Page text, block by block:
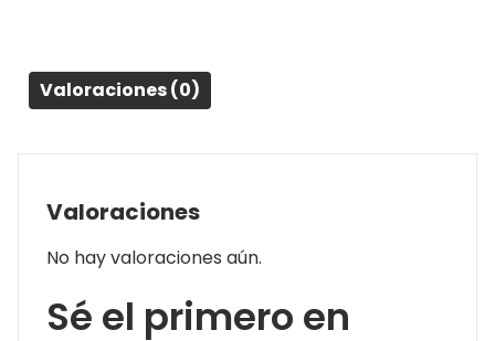
Valoraciones (0)
Valoraciones
No hay valoraciones aún.
Sé el primero en